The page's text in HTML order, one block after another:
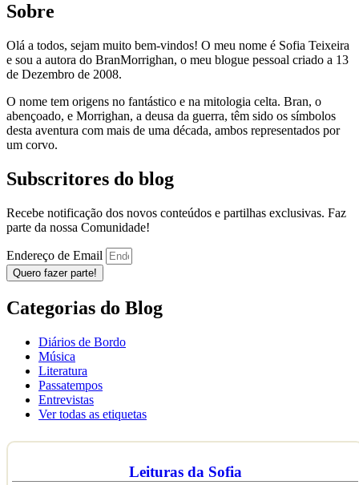
Sobre
Olá a todos, sejam muito bem-vindos! O meu nome é Sofia Teixeira
e sou a autora do BranMorrighan, o meu blogue pessoal criado a 13
de Dezembro de 2008.
O nome tem origens no fantástico e na mitologia celta. Bran, o
abençoado, e Morrighan, a deusa da guerra, têm sido os símbolos
desta aventura com mais de uma década, ambos representados por
um corvo.
Subscritores do blog
Recebe notificação dos novos conteúdos e partilhas exclusivas. Faz
parte da nossa Comunidade!
Endereço de Email
Quero fazer parte!
Categorias do Blog
Diários de Bordo
Música
Literatura
Passatempos
Entrevistas
Ver todas as etiquetas
Leituras da Sofia